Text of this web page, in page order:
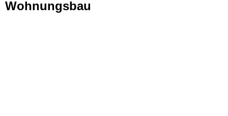
Wohnungsbau